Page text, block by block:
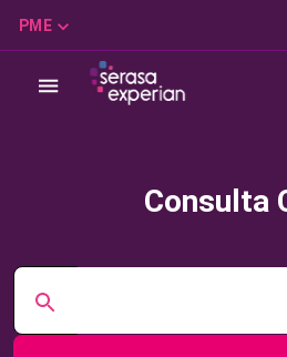
PME
Consulta